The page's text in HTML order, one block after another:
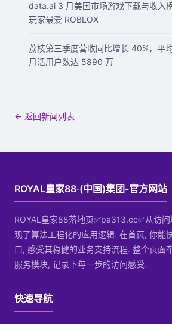
data.ai 3 月美国市场游戏下载与收入榜
玩家最爱 ROBLOX
荔枝第三季度营收同比增长 40%，平
月活用户数达 5890 万
← 返回新闻列表
ROYAL皇家88·(中国)集团-官方网站
ROYAL皇家88落地页✅pa313.cc✅从访
现了算法工程化的应用逻辑. 在首页, 你能
口, 感受其稳健的业务支持流程. 整个页面
服务模块, 记录下每一步的访问感受.
快速导航